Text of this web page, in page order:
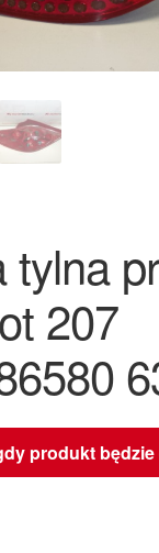
tylna
207
produkt